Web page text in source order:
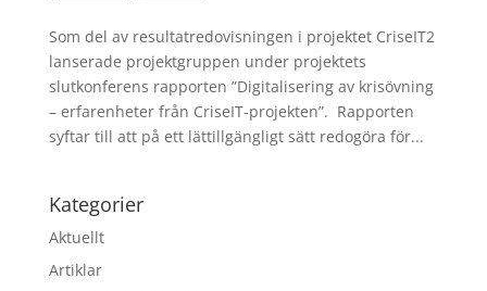
Som del av resultatredovisningen i projektet CriseIT2
lanserade projektgruppen under projektets
slutkonferens rapporten ”Digitalisering av krisövning
– erfarenheter från CriseIT-projekten”. Rapporten
syftar till att på ett lättillgängligt sätt redogöra för...
Kategorier
Aktuellt
Artiklar